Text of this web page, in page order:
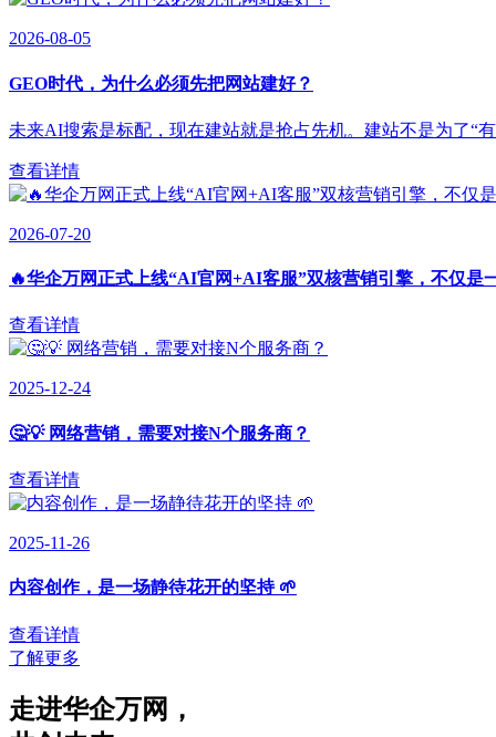
2026-08-05
GEO时代，为什么必须先把网站建好？
未来AI搜索是标配，现在建站就是抢占先机。建站不是为了“
查看详情
2026-07-20
🔥华企万网正式上线“AI官网+AI客服”双核营销引擎，不仅是
查看详情
2025-12-24
🤔💡 网络营销，需要对接N个服务商？
查看详情
2025-11-26
内容创作，是一场静待花开的坚持 🌱
查看详情
了解更多
走进华企万网 ，